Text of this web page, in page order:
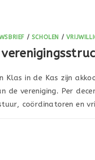
/ SCHOLEN /
Klas in de Kas zijn
de vereniging. Per
coördinatoren en